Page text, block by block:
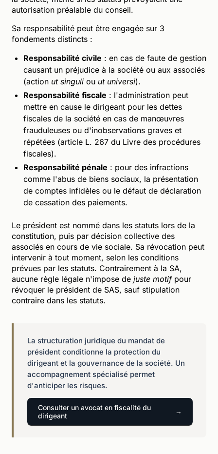
autorisation préalable du conseil.
Sa responsabilité peut être engagée sur 3
fondements distincts :
Responsabilité civile : en cas de faute de gestion
causant un préjudice à la société ou aux associés
(action ut singuli ou ut universi).
Responsabilité fiscale : l'administration peut
mettre en cause le dirigeant pour les dettes
fiscales de la société en cas de manœuvres
frauduleuses ou d'inobservations graves et
répétées (article L. 267 du Livre des procédures
fiscales).
Responsabilité pénale : pour des infractions
comme l'abus de biens sociaux, la présentation
de comptes infidèles ou le défaut de déclaration
de cessation des paiements.
Le président est nommé dans les statuts lors de la
constitution, puis par décision collective des
associés en cours de vie sociale. Sa révocation peut
intervenir à tout moment, selon les conditions
prévues par les statuts. Contrairement à la SA,
aucune règle légale n'impose de juste motifpour
révoquer le président de SAS, sauf stipulation
contraire dans les statuts.
La structuration juridique du mandat de
président conditionne la protection du
dirigeant et la gouvernance de la société. Un
accompagnement spécialisé permet
d'anticiper les risques.
Consulter un avocat en fiscalité du
dirigeant